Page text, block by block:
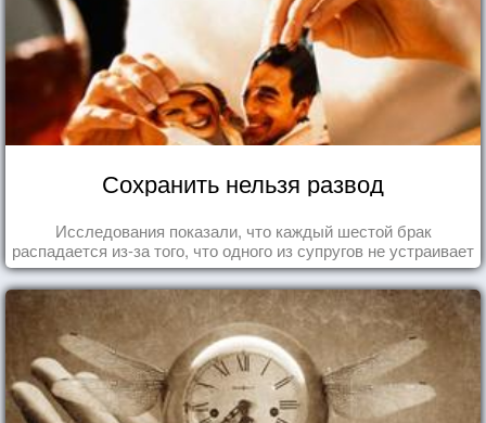
Сохранить нельзя развод
Исследования показали, что каждый шестой брак
распадается из-за того, что одного из супругов не устраивает
та роль, которая выпала ему в семье.